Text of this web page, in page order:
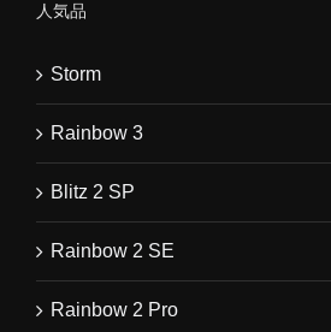
人気品
Storm
Rainbow 3
Blitz 2 SP
Rainbow 2 SE
Rainbow 2 Pro